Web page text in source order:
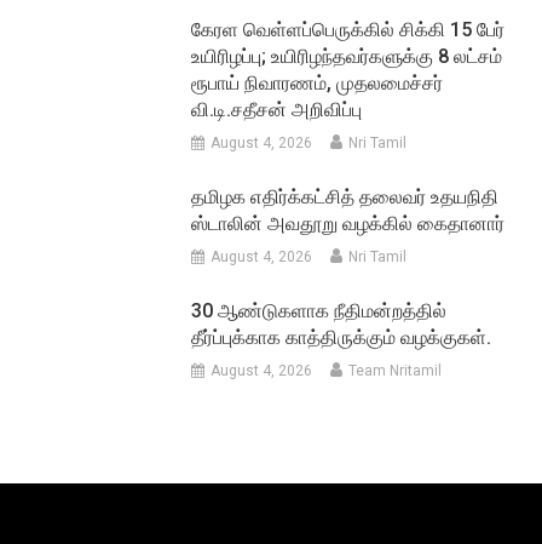
கேரள வெள்ளப்பெருக்கில் சிக்கி 15 பேர்
உயிரிழப்பு; உயிரிழந்தவர்களுக்கு 8 லட்சம்
ரூபாய் நிவாரணம், முதலமைச்சர்
வி.டி.சதீசன் அறிவிப்பு
August 4, 2026 Nri Tamil
தமிழக எதிர்க்கட்சித் தலைவர் உதயநிதி
ஸ்டாலின் அவதூறு வழக்கில் கைதானார்
August 4, 2026 Nri Tamil
30 ஆண்டுகளாக நீதிமன்றத்தில்
தீர்ப்புக்காக காத்திருக்கும் வழக்குகள்.
August 4, 2026 Team Nritamil